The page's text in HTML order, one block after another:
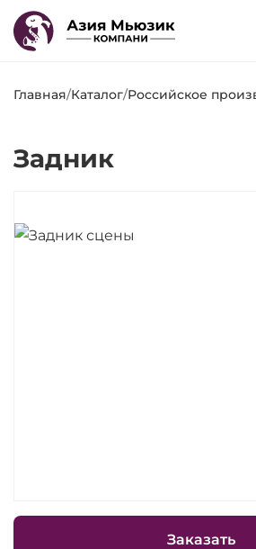
Главная/Каталог/Российское
Задник
Заказать